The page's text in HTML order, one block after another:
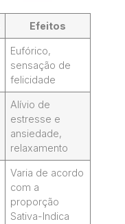
Efeitos
Eufórico,
sensação de
felicidade
Alívio de
estresse e
ansiedade,
relaxamento
Varia de acordo
com a
proporção
Sativa-Indica